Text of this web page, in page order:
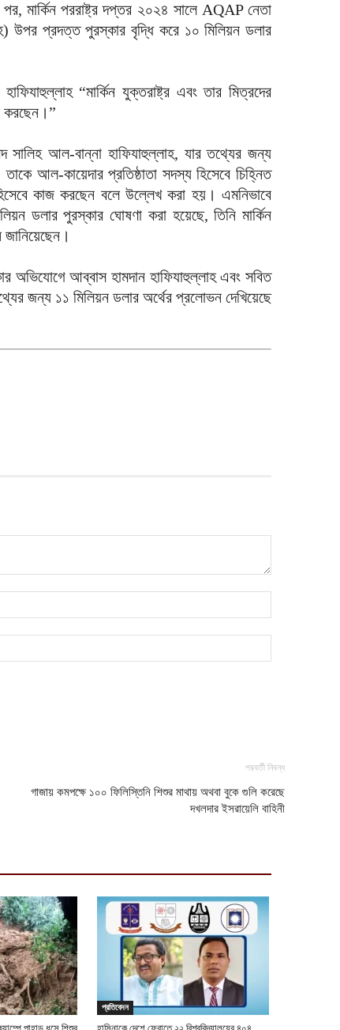
মার্কিন পররাষ্ট্র দপ্তর ২০২৪ সালে AQAP নেতা
উপর প্রদত্ত পুরস্কার বৃদ্ধি করে ১০ মিলিয়ন ডলার
“মার্কিন যুক্তরাষ্ট্র এবং তার মিত্রদের
করছেন।”
সালিহ আল-বান্না হাফিযাহুল্লাহ, যার তথ্যের জন্য
আল-কায়েদার প্রতিষ্ঠাতা সদস্য হিসেবে চিহ্নিত
কাজ করছেন বলে উল্লেখ করা হয়। এমনিভাবে
ডলার পুরস্কার ঘোষণা করা হয়েছে, তিনি মার্কিন
অভিযোগে আব্বাস হামদান হাফিযাহুল্লাহ এবং সবিত
জন্য ১১ মিলিয়ন ডলার অর্থের প্রলোভন দেখিয়েছে
পরবর্তী নিবন্ধ
গাজায় কমপক্ষে ১০০ ফিলিস্তিনি শিশুর মাথায় অথবা বুকে গুলি করেছে
দখলদার ইসরায়েলি বাহিনী
প্রতিবেদন